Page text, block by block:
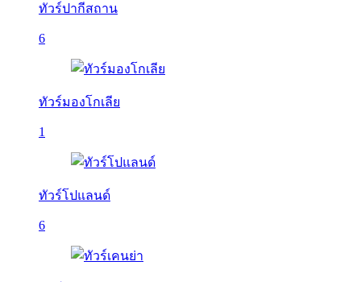
ทัวร์ปากีสถาน
6
ทัวร์มองโกเลีย
1
ทัวร์โปแลนด์
6